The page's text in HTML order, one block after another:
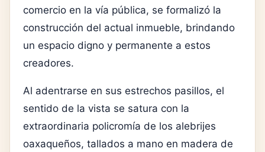
comercio en la vía pública, se formalizó la
construcción del actual inmueble, brindando
un espacio digno y permanente a estos
creadores.
Al adentrarse en sus estrechos pasillos, el
sentido de la vista se satura con la
extraordinaria policromía de los alebrijes
oaxaqueños, tallados a mano en madera de